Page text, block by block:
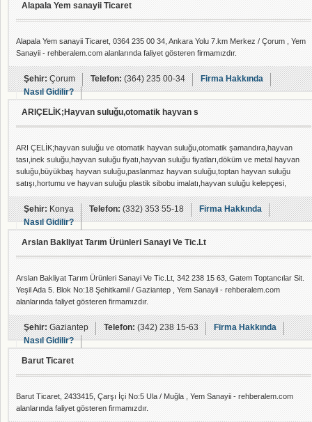
Alapala Yem sanayii Ticaret
Alapala Yem sanayii Ticaret, 0364 235 00 34, Ankara Yolu 7.km Merkez / Çorum , Yem
Sanayii - rehberalem.com alanlarında faliyet gösteren firmamızdır.
Şehir:Çorum Telefon:(364) 235 00-34
Firma Hakkında
Nasıl Gidilir?
ARIÇELİK;Hayvan suluğu,otomatik hayvan s
ARI ÇELİK;hayvan suluğu ve otomatik hayvan suluğu,otomatik şamandıra,hayvan
tası,inek suluğu,hayvan suluğu fiyatı,hayvan suluğu fiyatları,döküm ve metal hayvan
suluğu,büyükbaş hayvan suluğu,paslanmaz hayvan suluğu,toptan hayvan suluğu
satışı,hortumu ve hayvan suluğu plastik sibobu imalatı,hayvan suluğu kelepçesi,
,hayvan suluğu yedek parçası imalatı yapmaktadır.
Şehir:Konya Telefon:(332) 353 55-18
Firma Hakkında
Nasıl Gidilir?
Arslan Bakliyat Tarım Ürünleri Sanayi Ve Tic.Lt
Arslan Bakliyat Tarım Ürünleri Sanayi Ve Tic.Lt, 342 238 15 63, Gatem Toptancılar Sit.
Yeşil Ada 5. Blok No:18 Şehitkamil / Gaziantep , Yem Sanayii - rehberalem.com
alanlarında faliyet gösteren firmamızdır.
Şehir:Gaziantep Telefon:(342) 238 15-63
Firma Hakkında
Nasıl Gidilir?
Barut Ticaret
Barut Ticaret, 2433415, Çarşı İçi No:5 Ula / Muğla , Yem Sanayii - rehberalem.com
alanlarında faliyet gösteren firmamızdır.